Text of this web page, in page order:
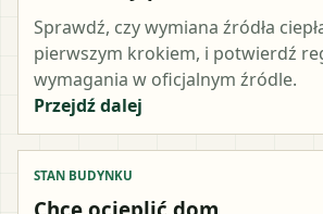
Sprawdź, czy wymiana źródła
pierwszym krokiem, i potwierdź
wymagania w oficjalnym źródle.
Przejdź dalej
STAN BUDYNKU